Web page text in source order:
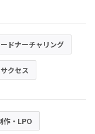
ードナーチャリング
クセス
作・LPO